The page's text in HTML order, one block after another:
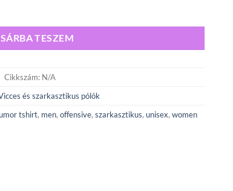
TESZEM
Cikkszám: N/A
és szarkasztikus pólók
tshirt, men, offensive, szarkasztikus, unisex, women